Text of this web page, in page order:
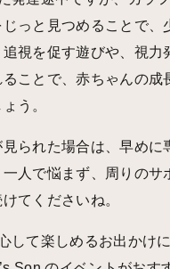
っと見つめることで、
視を促す遊びや、視力
ことで、赤ちゃんの成
う。
られた場合は、早めに
人で悩まず、周りのサ
てくださいね。
して楽しめるお出かけ